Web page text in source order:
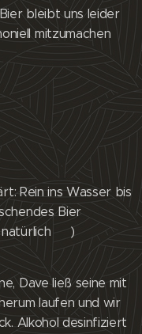
bleibt uns leider
mitzumachen 😊
Rein ins Wasser bis
Bier
😊)
Dave ließ seine mit
laufen und wir
Alkohol desinfiziert